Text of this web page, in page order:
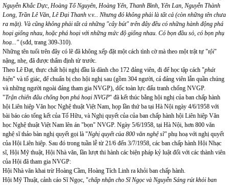
Nguyễn Khắc Dực, Hoàng Tố Nguyên, Hoàng Yến, Thanh Bình, Yến Lan, Nguyễn Thành
Long, Trần Lê Văn, Lê Đại Thanh v.v... Nhưng đó không phải là tất cả (còn những tên chưa
ra mặt). Và cũng không phải tất cả những "cây bút" trên đây đều có những hành động phá
hoại giống nhau, hoặc phá hoại với những mức độ giống nhau. Có bọn đầu sỏ, có bọn phụ
hoạ..." (sđd, trang 309-310).
Những tên tuổi trên đây có lẽ đã không xếp đặt một cách tình cờ mà theo một trật tự "tội"
nặng, nhẹ, đã được thẩm định từ trước.
Theo Lê Đạt, thực chất hội nghị đầu là dành cho 172 đảng viên, đi để học tập cách "phát
hiện" và tố giác, để chuẩn bị cho hội nghị sau (gồm 304 người, cả đảng viên lẫn quần chúng
và những người ngoài đảng tham gia NVGP), dốc toàn lực đấu tranh chống NVGP.
"Trận chiến đấu chống bọn phá hoại NVGP" đã kết thúc bằng hội nghị của ban chấp hành
hội Liên hiệp Văn học Nghệ thuật Việt Nam, họp lần thứ ba tại Hà Nội ngày 4/6/1958 với
bài báo cáo tổng kết của Tố Hữu, và Nghị quyết của của ban chấp hành hội Liên hiệp Văn
học Nghệ thuật Việt Nam lên án "bọn" NVGP. Ngày 5/6/1958, tại Hà Nội, hơn 800 văn
nghệ sĩ thảo bàn nghị quyết gọi là "Nghị quyết của 800 văn nghệ sĩ" phụ hoạ với nghị quyết
của Hội Liên hiệp. Sau đó trong tuần lễ từ 21/6 đến 3/7/1958, các ban chấp hành Hội Nhạc
sĩ, Hội Mỹ thuật, Hội Nhà văn, lần lượt thi hành các biện pháp kỷ luật đối với các thành viên
của Hội đã tham gia NVGP:
Hội Nhà văn khai trừ Hoàng Cầm, Hoàng Tích Linh ra khỏi ban chấp hành.
Hội Mỹ Thuật, cảnh cáo Sĩ Ngọc, "chấp nhận cho Sĩ Ngọc và Nguyễn Sáng rút khỏi ban